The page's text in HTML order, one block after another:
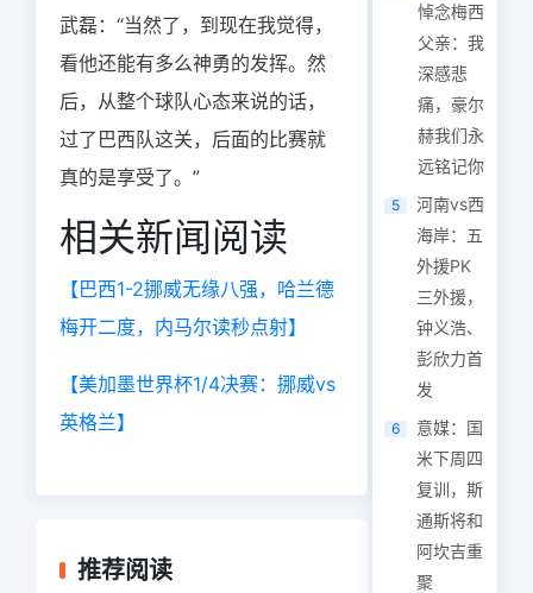
武磊：“当然了，到现在我觉得，
看他还能有多么神勇的发挥。然
后，从整个球队心态来说的话，
过了巴西队这关，后面的比赛就
真的是享受了。”
相关新闻阅读
【巴西1-2挪威无缘八强，哈兰德
梅开二度，内马尔读秒点射】
【美加墨世界杯1/4决赛：挪威vs
英格兰】
推荐阅读
悼念梅西
父亲：我
深感悲
痛，豪尔
赫我们永
远铭记你
5
河南vs西
海岸：五
外援PK
三外援，
钟义浩、
彭欣力首
发
6
意媒：国
米下周四
复训，斯
通斯将和
阿坎吉重
聚